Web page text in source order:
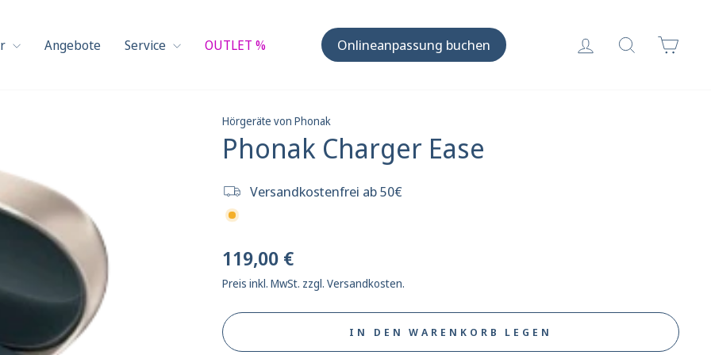
Angebote Service OUTLET % Onlineanpassung buchen EinloggenSuche
Hörgeräte von Phonak
Phonak Charger Ease
Versandkostenfrei ab 50€
Normaler
Preis
119,00 €
Preis inkl. MwSt. zzgl. Versandkosten.
IN DEN WARENKORB LEGEN